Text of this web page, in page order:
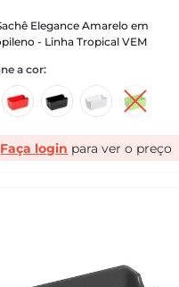
Elegance Amarelo em
- Linha Tropical VEM
Faça login